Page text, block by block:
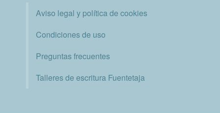
Aviso legal y política de cookies
Condiciones de uso
Preguntas frecuentes
Talleres de escritura Fuentetaja